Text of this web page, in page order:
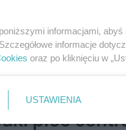
istnieją sposoby,
do ciepła, warto
piec
informacjami,
informacje
oraz po kliknięciu w
USTAWIENIA